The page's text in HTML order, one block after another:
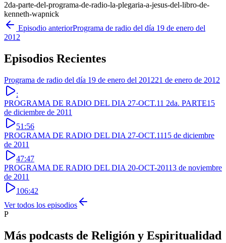
2da-parte-del-programa-de-radio-la-plegaria-a-jesus-del-libro-de-
kenneth-wapnick
Episodio anteriorPrograma de radio del día 19 de enero del
2012
Episodios Recientes
Programa de radio del día 19 de enero del 201221 de enero de 2012
:
PROGRAMA DE RADIO DEL DIA 27-OCT.11 2da. PARTE15
de diciembre de 2011
51:56
PROGRAMA DE RADIO DEL DIA 27-OCT.1115 de diciembre
de 2011
47:47
PROGRAMA DE RADIO DEL DIA 20-OCT-20113 de noviembre
de 2011
106:42
Ver todos los episodios
P
Más podcasts de Religión y Espiritualidad